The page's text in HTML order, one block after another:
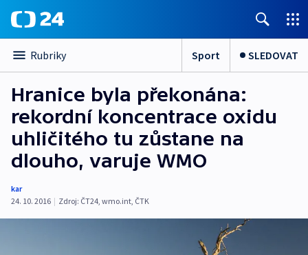
Rubriky Sport SLEDOVAT
Hranice byla překonána:
rekordní koncentrace oxidu
uhličitého tu zůstane na
dlouho, varuje WMO
kar
24. 10. 2016 | Zdroj: ČT24, wmo.int, ČTK